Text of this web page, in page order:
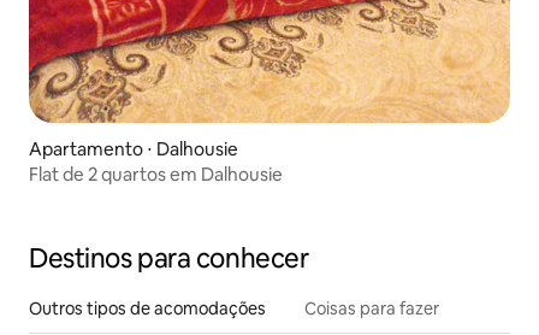
Apartamento ⋅ Dalhousie
Flat de 2 quartos em Dalhousie
Destinos para conhecer
Outros tipos de acomodações Coisas para fazer